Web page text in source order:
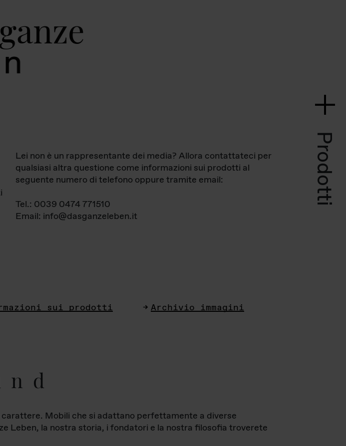
ganz
Prodotti
Lei non è un rappresentante dei media? Allora contattateci per
qualsiasi altra questione come informazioni sui prodotti al
seguente numero di telefono oppure tramite email:
Tel.: 0039 0474 771510
Email: info@dasganzeleben.it
sui prodotti Archivio immagini
Mobili che si adattano perfettamente a diverse
Leben, la nostra storia, i fondatori e la nostra filosofia troverete